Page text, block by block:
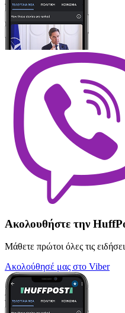
Ακολουθήστε την
Μάθετε πρώτοι όλες τις
Ακολούθησέ μας στο Viber